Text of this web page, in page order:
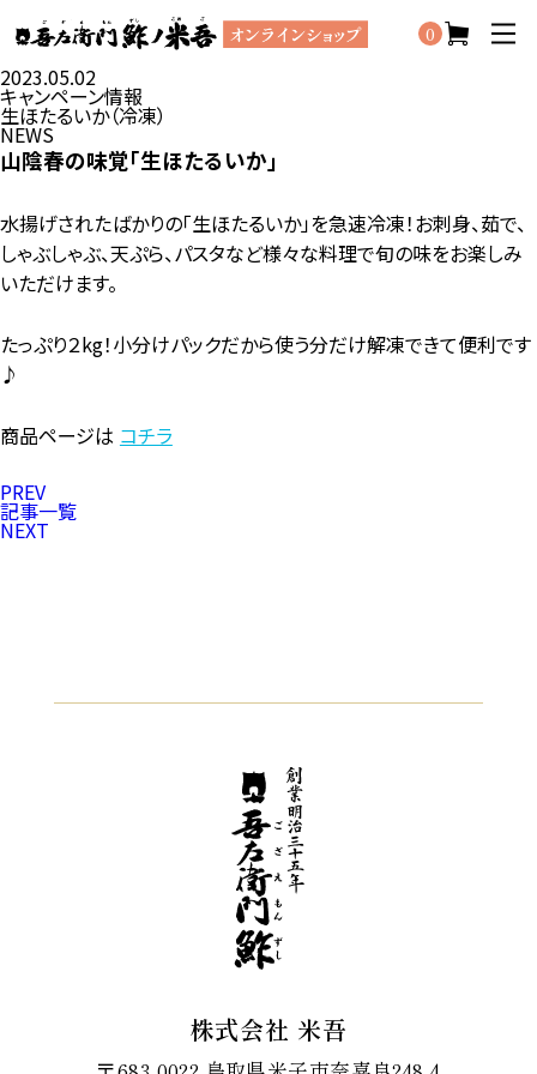
0
2023.05.02
キャンペーン情報
生ほたるいか（冷凍）
NEWS
山陰春の味覚「生ほたるいか」
水揚げされたばかりの「生ほたるいか」を急速冷凍！お刺身、茹で、
しゃぶしゃぶ、天ぷら、パスタなど様々な料理で旬の味をお楽しみ
いただけます。
たっぷり２kg！小分けパックだから使う分だけ解凍できて便利です
♪
商品ページは コチラ
PREV
記事一覧
NEXT
株式会社 米吾